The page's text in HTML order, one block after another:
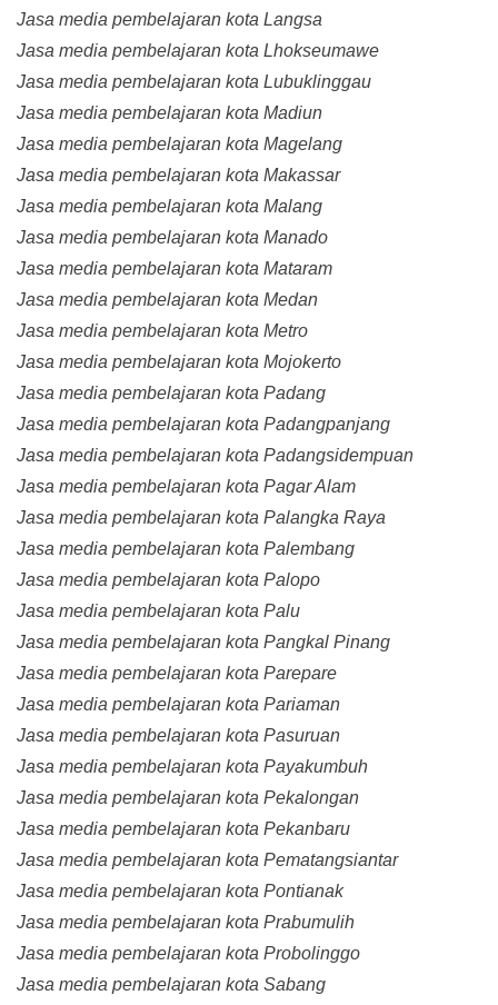
Jasa media pembelajaran kota Langsa
Jasa media pembelajaran kota Lhokseumawe
Jasa media pembelajaran kota Lubuklinggau
Jasa media pembelajaran kota Madiun
Jasa media pembelajaran kota Magelang
Jasa media pembelajaran kota Makassar
Jasa media pembelajaran kota Malang
Jasa media pembelajaran kota Manado
Jasa media pembelajaran kota Mataram
Jasa media pembelajaran kota Medan
Jasa media pembelajaran kota Metro
Jasa media pembelajaran kota Mojokerto
Jasa media pembelajaran kota Padang
Jasa media pembelajaran kota Padangpanjang
Jasa media pembelajaran kota Padangsidempuan
Jasa media pembelajaran kota Pagar Alam
Jasa media pembelajaran kota Palangka Raya
Jasa media pembelajaran kota Palembang
Jasa media pembelajaran kota Palopo
Jasa media pembelajaran kota Palu
Jasa media pembelajaran kota Pangkal Pinang
Jasa media pembelajaran kota Parepare
Jasa media pembelajaran kota Pariaman
Jasa media pembelajaran kota Pasuruan
Jasa media pembelajaran kota Payakumbuh
Jasa media pembelajaran kota Pekalongan
Jasa media pembelajaran kota Pekanbaru
Jasa media pembelajaran kota Pematangsiantar
Jasa media pembelajaran kota Pontianak
Jasa media pembelajaran kota Prabumulih
Jasa media pembelajaran kota Probolinggo
Jasa media pembelajaran kota Sabang